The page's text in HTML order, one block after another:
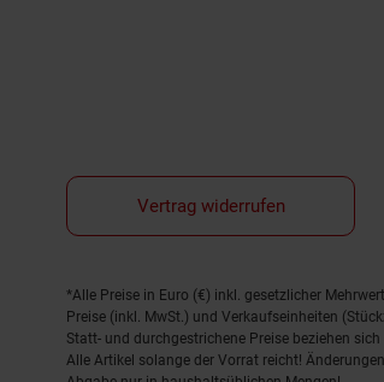
Vertrag widerrufen
Fußnoten
*Alle Preise in Euro (€) inkl. gesetzlicher
Preise (inkl. MwSt.) und Verkaufseinheiten
Statt- und durchgestrichene Preise beziehen
Alle Artikel solange der Vorrat reicht!